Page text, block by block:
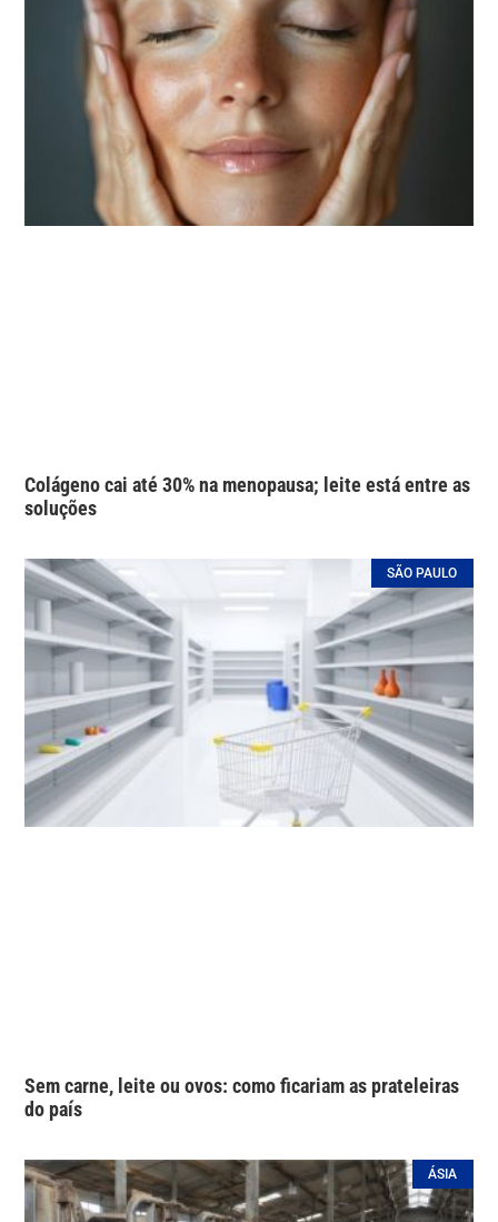
Colágeno cai até 30% na menopausa; leite está entre as
soluções
SÃO PAULO
Sem carne, leite ou ovos: como ficariam as prateleiras
do país
ÁSIA